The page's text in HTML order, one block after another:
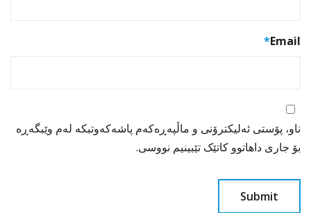
Email
*
ناو، پۆستی ئەلیکترۆنی و ماڵپەڕەکەم پاشەکەوتبکە لەم وێبگەڕە
بۆ جاری داهاتوو کاتێک تێبینیم نووسی.